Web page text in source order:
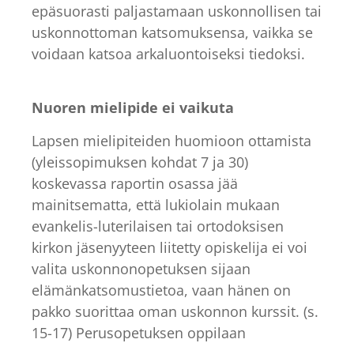
epäsuorasti paljastamaan uskonnollisen tai
uskonnottoman katsomuksensa, vaikka se
voidaan katsoa arkaluontoiseksi tiedoksi.
Nuoren mielipide ei vaikuta
Lapsen mielipiteiden huomioon ottamista
(yleissopimuksen kohdat 7 ja 30)
koskevassa raportin osassa jää
mainitsematta, että lukiolain mukaan
evankelis-luterilaisen tai ortodoksisen
kirkon jäsenyyteen liitetty opiskelija ei voi
valita uskonnonopetuksen sijaan
elämänkatsomustietoa, vaan hänen on
pakko suorittaa oman uskonnon kurssit. (s.
15-17) Perusopetuksen oppilaan